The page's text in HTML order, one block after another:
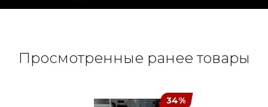
Просмотренные ранее товары
34%